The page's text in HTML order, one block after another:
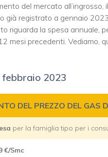
del mercato all’ingrosso,
già registrato a gennaio
riguarda la spesa annuale,
mesi precedenti. Vediamo,
2023
DEL PREZZO DEL GAS
per la famiglia tipo per i
€/Smc